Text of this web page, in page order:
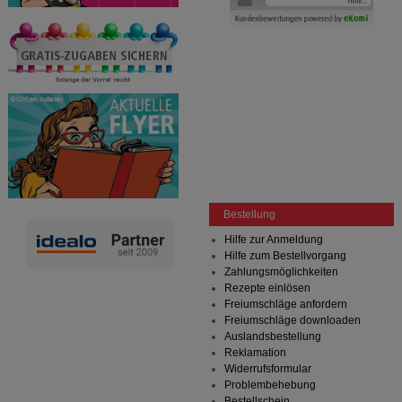
Bestellung
Hilfe zur Anmeldung
Hilfe zum Bestellvorgang
Zahlungsmöglichkeiten
Rezepte einlösen
Freiumschläge anfordern
Freiumschläge downloaden
Auslandsbestellung
Reklamation
Widerrufsformular
Problembehebung